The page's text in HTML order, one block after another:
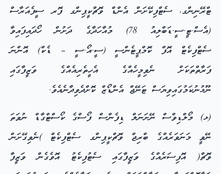
ޓްރޭނިންގ، ސެޓްފިކޭށަން އެންޑް ވޮޗްކީޕިންގ ފޮރ ސީފެއަރާސް
(އެސް.ޓީ.ސީ.ޑަބްލިއު 78) މުއާހަދާގެ ދަށުން ހޯދައިފައިވާ
ސެޓްފިކެޓް އޮފް ކޮމްޕީޓެންސީ (ސީ.އޯ.ސީ – ޑެކް) އޮންނަ
ފަރާތްތަކަށް ނެވިމީހެއްގެ އެހީތެރިއެއްގެ ވަޒީފާގައި
ނޫޅުނުކަމުގައިވިޔަސް ޓަނޭޖް އެންޑޯޒް ކޮށްދެވިދާނެއެވެ.
(ޅ) މޯލްޑިވްސް ނޭށަނަލް ޑިފެންސް ފޯސްގެ ކޯސްޓްގާޑް ނުވަތަ
ނޭވީ މަނަވަރެއްގެ ބްރިޖް ވޮޗްކީޕިންގ ސެޓްފިކެޓް )ނެވިގޭށަން
ވޮޗް( އޮފިސަރެއްގެ ވަޒީފާގައި ސެޓުފިކެޓު އޮވެގެން ވަޒީފާ